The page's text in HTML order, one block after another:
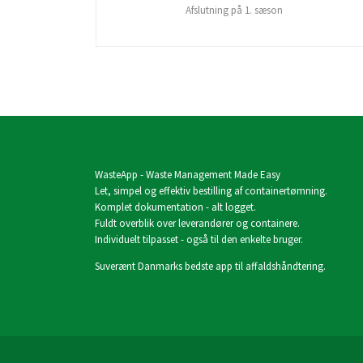
Afslutning på 1. sæson
WasteApp - Waste Management Made Easy
Let, simpel og effektiv bestilling af containertømning.
Komplet dokumentation - alt logget.
Fuldt overblik over leverandører og containere.
Individuelt tilpasset - også til den enkelte bruger.
Suverænt Danmarks bedste app til affaldshåndtering.